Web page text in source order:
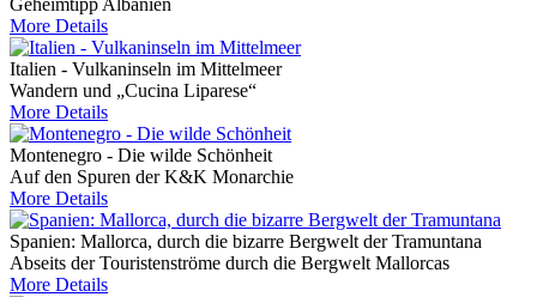
Geheimtipp Albanien
More Details
Italien - Vulkaninseln im Mittelmeer
Wandern und „Cucina Liparese“
More Details
Montenegro - Die wilde Schönheit
Auf den Spuren der K&K Monarchie
More Details
Spanien: Mallorca, durch die bizarre Bergwelt der Tramuntana
Abseits der Touristenströme durch die Bergwelt Mallorcas
More Details